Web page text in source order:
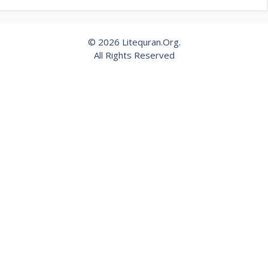
© 2026 Litequran.Org.
All Rights Reserved